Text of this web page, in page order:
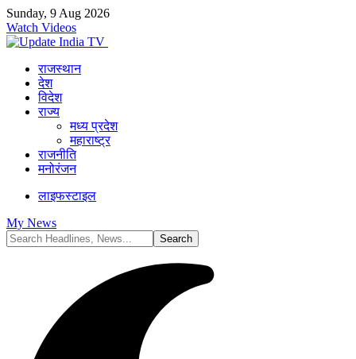
Sunday, 9 Aug 2026
Watch Videos
राजस्थान
देश
विदेश
राज्य
मध्य प्रदेश
महाराष्ट्र
राजनीति
मनोरंजन
लाइफस्टाइल
My News